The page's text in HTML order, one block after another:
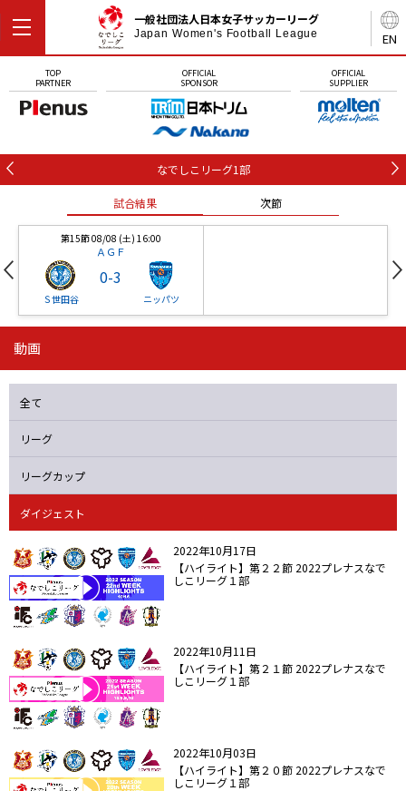
EN
一般社団法人日本女子サッカーリーグ
Japan Women's Football League
TOP
PARTNER
OFFICIAL
SPONSOR
OFFICIAL
SUPPLIER
なでしこリーグ1部
試合結果 次節
第15節 08/08 (土) 16:00
ＡＧＦ
Ｓ世田谷
0-3
ニッパツ
ニッパツ 石人の星
動画
全て
リーグ
リーグカップ
ダイジェスト
2022年10月17日
【ハイライト】第２２節 2022プレナスなで
しこリーグ１部
2022年10月11日
【ハイライト】第２１節 2022プレナスなで
しこリーグ１部
2022年10月03日
【ハイライト】第２０節 2022プレナスなで
しこリーグ１部